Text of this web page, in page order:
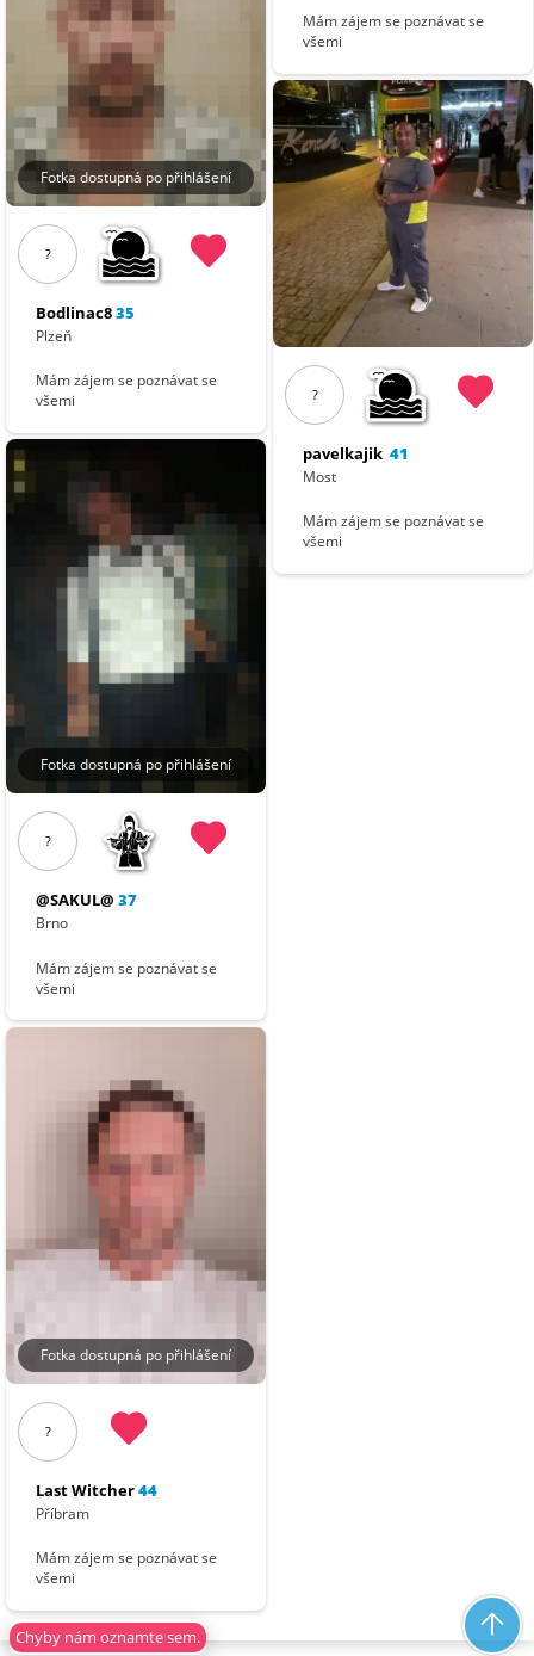
Chyby nám oznamte sem.
Fotka dostupná po přihlášení
?
Bodlinac835
Plzeň
Mám zájem se poznávat se
všemi
Fotka dostupná po přihlášení
?
@SAKUL@ 37
Brno
Mám zájem se poznávat se
všemi
Fotka dostupná po přihlášení
?
Last Witcher44
Příbram
Mám zájem se poznávat se
všemi
Mám zájem se poznávat se
všemi
?
pavelkajik 41
Most
Mám zájem se poznávat se
všemi